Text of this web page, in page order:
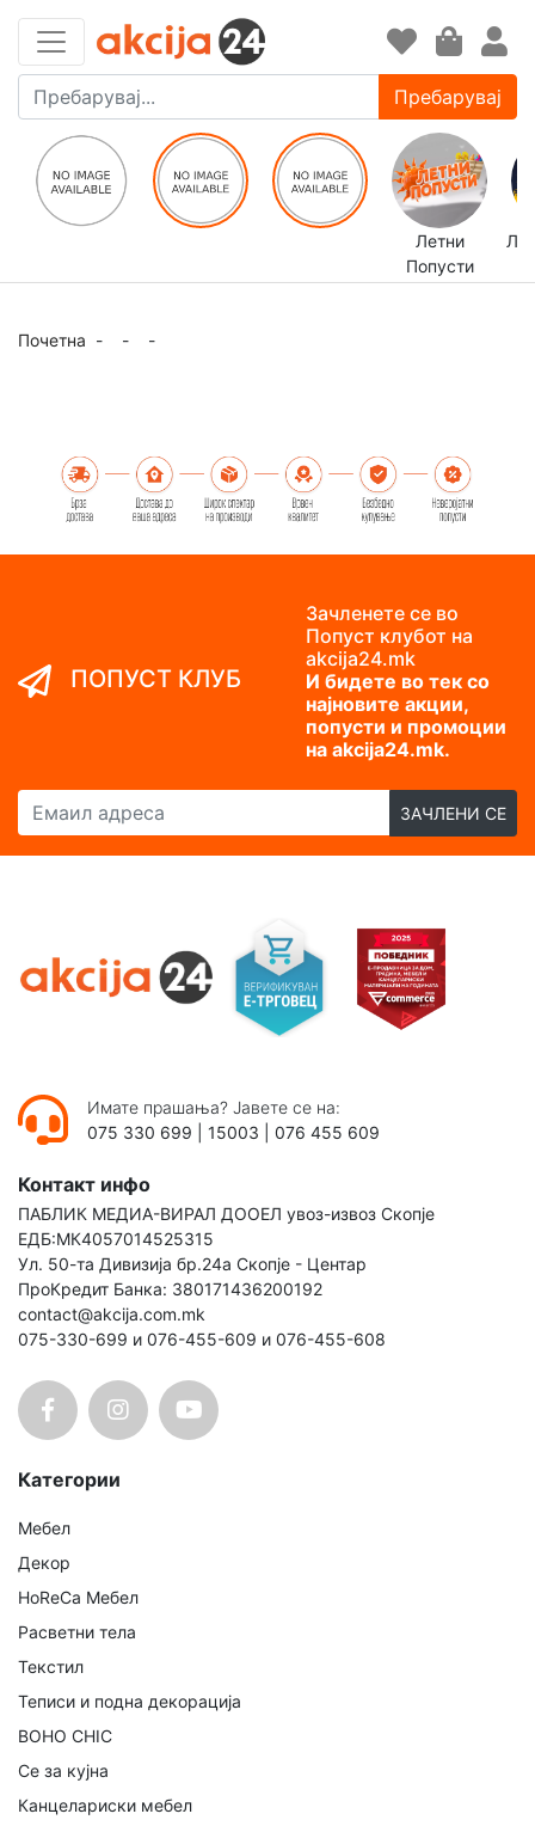
Пребарувај
Летни
Попусти
Почетна - - -
ПОПУСТ КЛУБ
Зачленете се во
Попуст клубот на
akcija24.mk
И бидете во тек со
најновите акции,
попусти и промоции
на akcija24.mk.
Емаил адреса
ЗАЧЛЕНИ СЕ
Имате прашања? Јавете се на:
075 330 699
15003 076 455 609
Контакт инфо
ПАБЛИК МЕДИА-ВИРАЛ ДООЕЛ увоз-извоз Скопје
ЕДБ:МК4057014525315
Ул. 50-та Дивизија бр.24а Скопје - Центар
ПроКредит Банка: 380171436200192
contact@akcija.com.mk
075-330-699 и 076-455-609 и 076-455-608
Категории
Мебел
Декор
HoReCa Мебел
Расветни тела
Текстил
Теписи и подна декорација
BOHO CHIC
Се за кујна
Канцелариски мебел